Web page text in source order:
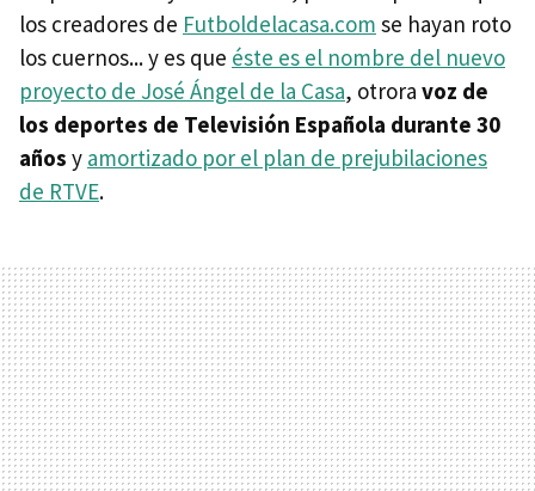
los creadores de Futboldelacasa.com se hayan roto
los cuernos... y es que éste es el nombre del nuevo
proyecto de José Ángel de la Casa, otrora voz de
los deportes de Televisión Española durante 30
años y amortizado por el plan de prejubilaciones
de RTVE.